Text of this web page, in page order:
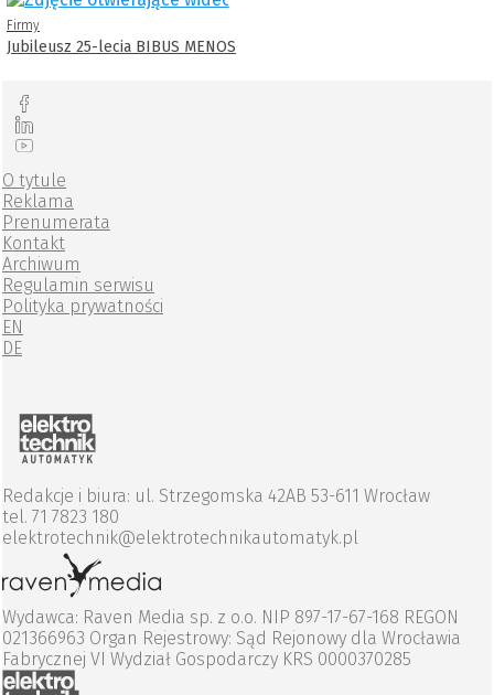
Firmy
Jubileusz 25-lecia BIBUS MENOS
O tytule
Reklama
Prenumerata
Kontakt
Archiwum
Regulamin serwisu
Polityka prywatności
EN
DE
Redakcje i biura: ul. Strzegomska 42AB 53-611 Wrocław
tel. 71 7823 180
elektrotechnik@elektrotechnikautomatyk.pl
Wydawca: Raven Media sp. z o.o. NIP 897-17-67-168 REGON
021366963 Organ Rejestrowy: Sąd Rejonowy dla Wrocławia
Fabrycznej VI Wydział Gospodarczy KRS 0000370285